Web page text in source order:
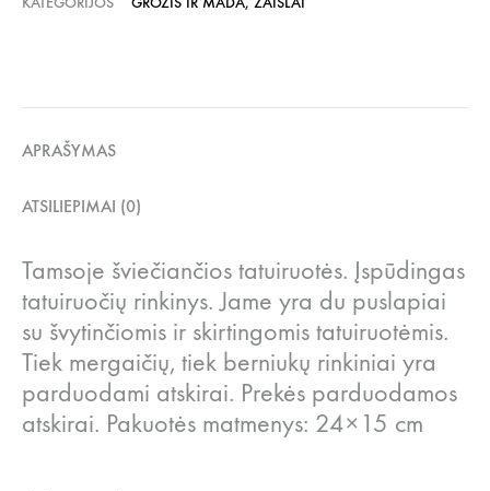
APRAŠYMAS
ATSILIEPIMAI (0)
Tamsoje šviečiančios tatuiruotės. Įspūdingas
tatuiruočių rinkinys. Jame yra du puslapiai
su švytinčiomis ir skirtingomis tatuiruotėmis.
Tiek mergaičių, tiek berniukų rinkiniai yra
parduodami atskirai. Prekės parduodamos
atskirai. Pakuotės matmenys: 24×15 cm